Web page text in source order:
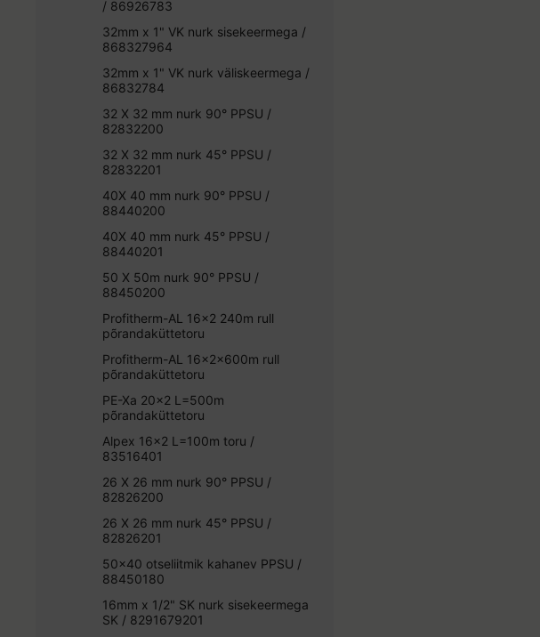
/ 86926783
32mm x 1" VK nurk sisekeermega /
868327964
32mm x 1" VK nurk väliskeermega /
86832784
32 X 32 mm nurk 90° PPSU /
82832200
32 X 32 mm nurk 45° PPSU /
82832201
40X 40 mm nurk 90° PPSU /
88440200
40X 40 mm nurk 45° PPSU /
88440201
50 X 50m nurk 90° PPSU /
88450200
Profitherm-AL 16x2 240m rull
põrandaküttetoru
Profitherm-AL 16x2x600m rull
põrandaküttetoru
PE-Xa 20x2 L=500m
põrandaküttetoru
Alpex 16x2 L=100m toru /
83516401
26 X 26 mm nurk 90° PPSU /
82826200
26 X 26 mm nurk 45° PPSU /
82826201
50x40 otseliitmik kahanev PPSU /
88450180
16mm x 1/2" SK nurk sisekeermega
SK / 8291679201